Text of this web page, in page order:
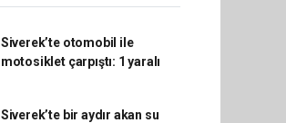
Siverek’te otomobil ile
motosiklet çarpıştı: 1 yaralı
Siverek’te bir aydır akan su